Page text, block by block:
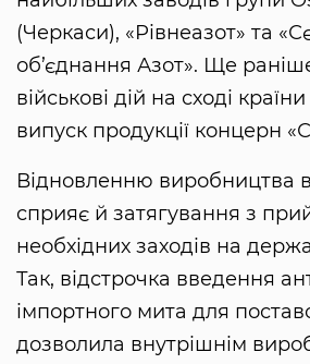
(Черкаси), «Рівнеазот» та
об’єднання Азот». Ще
військові дій на сході
випуск продукції концерн
Відновленню виробництва в
сприяє й затягування з
необхідних заходів на
Так, відстрочка введення
імпортного мита для
дозволила внутрішнім